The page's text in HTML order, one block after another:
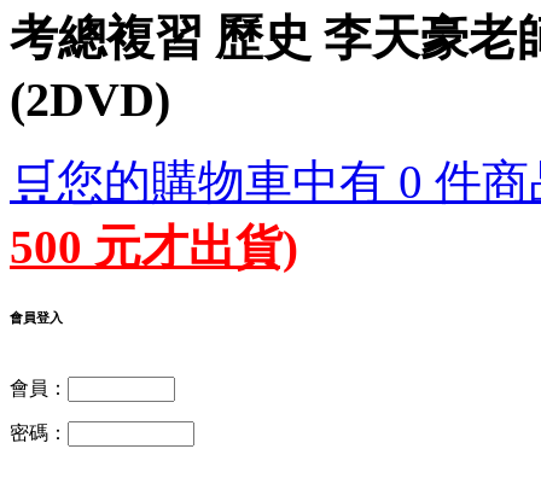
考總複習 歷史 李天豪老
(2DVD)
🛒您的購物車中有 0 件
500 元才出貨)
會員登入
會員：
密碼：